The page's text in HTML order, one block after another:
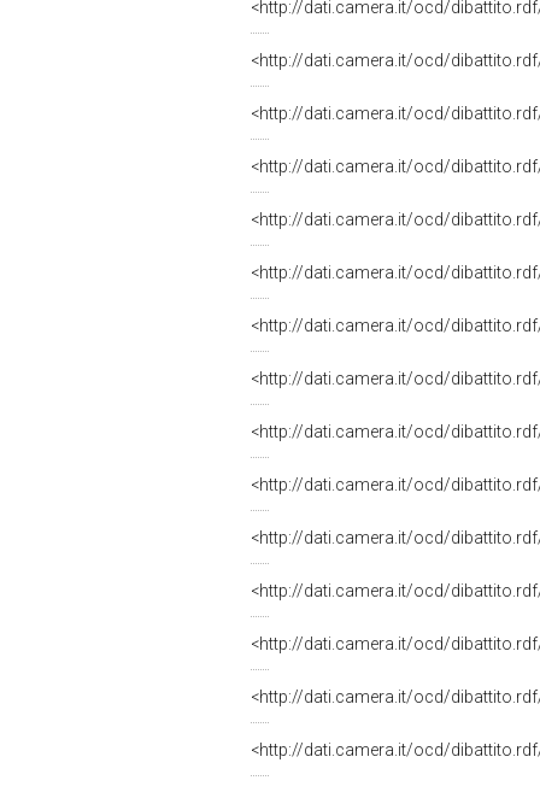
<http://dati.camera.it/ocd/
<http://dati.camera.it/ocd/
<http://dati.camera.it/ocd/
<http://dati.camera.it/ocd/
<http://dati.camera.it/ocd/
<http://dati.camera.it/ocd/
<http://dati.camera.it/ocd/
<http://dati.camera.it/ocd/
<http://dati.camera.it/ocd/
<http://dati.camera.it/ocd/
<http://dati.camera.it/ocd/
<http://dati.camera.it/ocd/
<http://dati.camera.it/ocd/
<http://dati.camera.it/ocd/
<http://dati.camera.it/ocd/